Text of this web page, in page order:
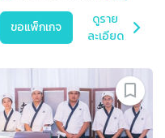
ขอแพ็กเกจ
ดูราย
ละเอียด